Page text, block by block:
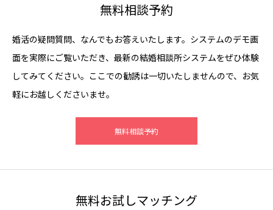
無料相談予約
婚活の疑問質問、なんでもお答えいたします。システムのデモ画
面を実際にご覧いただき、最新の結婚相談所システムをぜひ体験
してみてください。ここでの勧誘は一切いたしませんので、お気
軽にお越しくださいませ。
無料相談予約
無料お試しマッチング